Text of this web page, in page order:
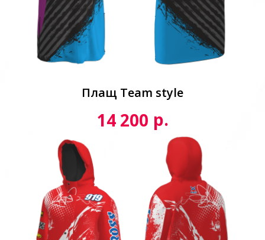
Плащ Team style
14 200 р.